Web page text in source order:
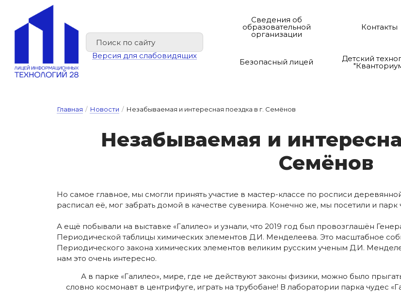
Версия для слабовидящих
Сведения об
образовательной
организации
Контакты
Безопасный лицей Детский
Главная / Новости / Незабываемая и интересная поездка в г. Семёнов
Не­за­бы­ва­е­мая и
Се­мё­нов
Но самое главное, мы смогли принять участие в мастер-классе по росписи
расписал её, мог забрать домой в качестве сувенира. Конечно же, мы посетили и парк
А ещё побывали на выставке «Галилео» и узнали, что 2019 год был провозглашён
Периодической таблицы химических элементов Д.И. Менделеева. Это масштабное
Периодического закона химических элементов великим русским ученым Д.И.
нам это очень интересно.
А в парке «Галилео», мире, где не действуют законы физики, можно было
словно космонавт в центрифуге, играть на трубобане! В лаборатории парка чудес